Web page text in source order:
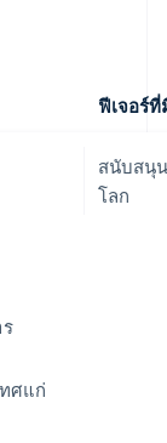
ฟีเจอร์
สนับสนุ
โลก
ศแก่